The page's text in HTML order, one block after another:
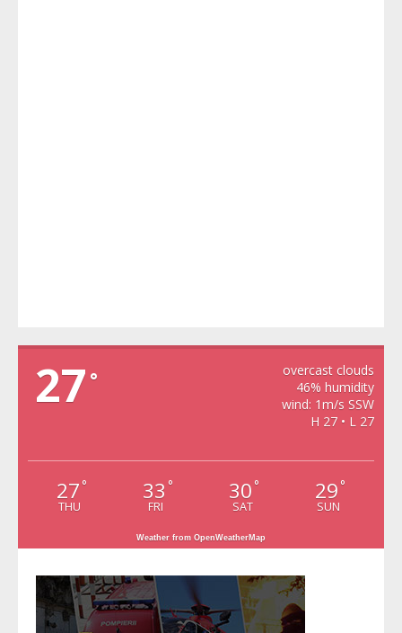
27 °
overcast clouds
46% humidity
wind: 1m/s SSW
H 27 • L 27
27 °
THU
33 °
FRI
30 °
SAT
29 °
SUN
Weather from OpenWeatherMap